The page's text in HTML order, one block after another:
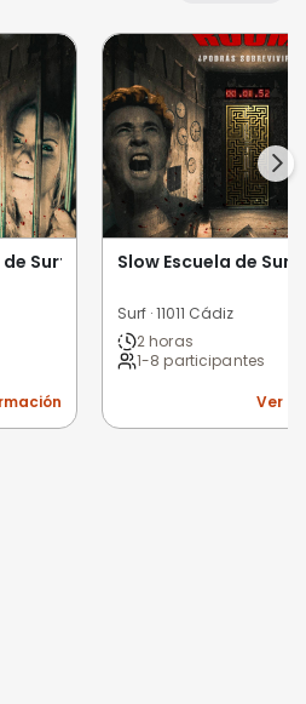
Surf & BodyboardSlow Escuela de Surf
Surf · 11011 Cádiz
2 horas
1-8 participantes
Ver